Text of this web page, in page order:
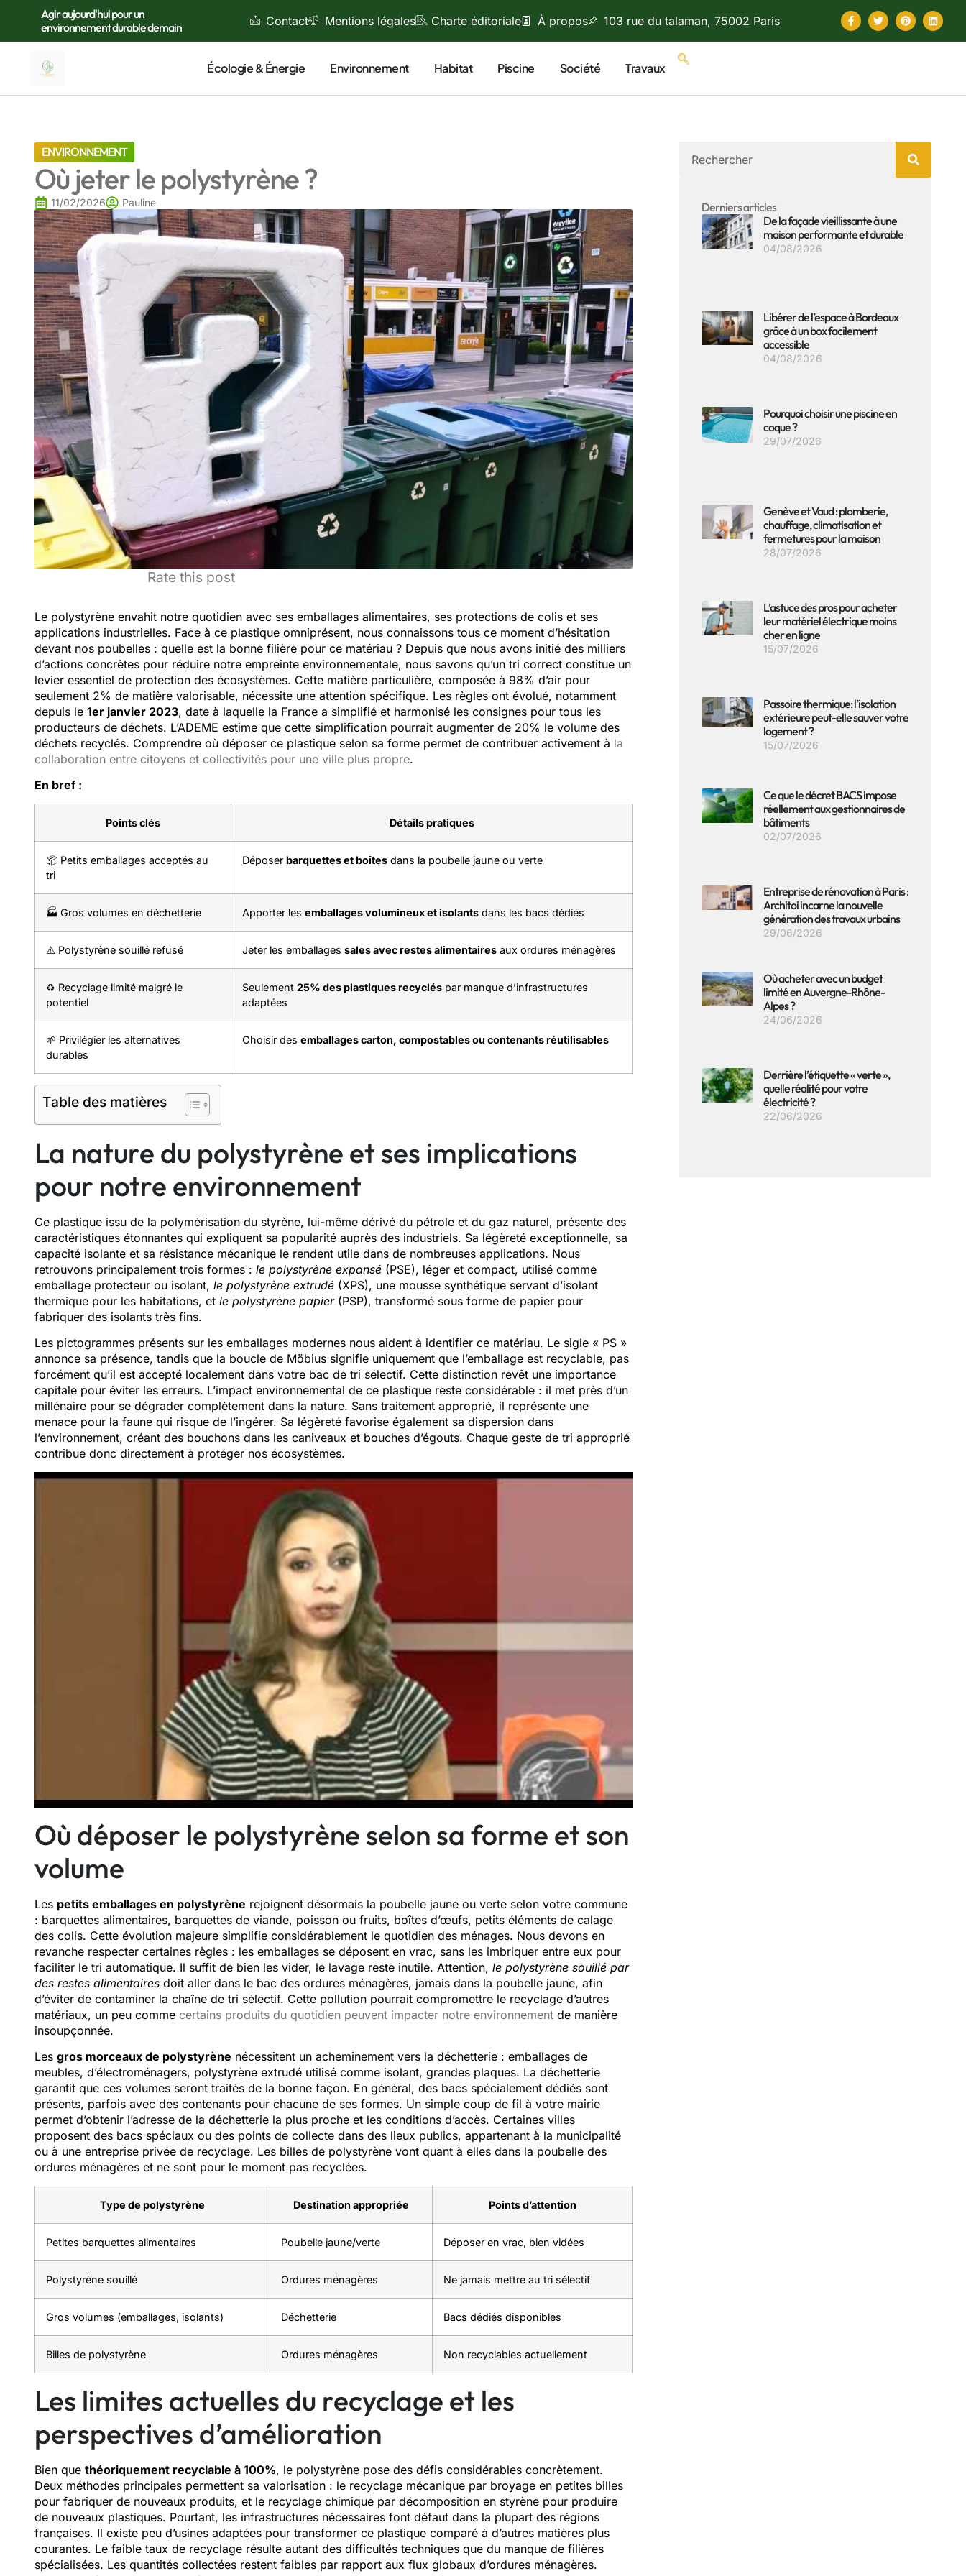
Agir aujourd'hui pour un
environnement durable demain
Contact Mentions légales Charte éditoriale À propos 103 rue du talaman, 75002 Paris
Écologie & Énergie Environnement Habitat Piscine Société Travaux
ENVIRONNEMENT
Où jeter le polystyrène ?
11/02/2026 Pauline
Rate this post
Le polystyrène envahit notre quotidien avec ses emballages alimentaires, ses protections de colis et ses
applications industrielles. Face à ce plastique omniprésent, nous connaissons tous ce moment d’hésitation
devant nos poubelles : quelle est la bonne filière pour ce matériau ? Depuis que nous avons initié des milliers
d’actions concrètes pour réduire notre empreinte environnementale, nous savons qu’un tri correct constitue un
levier essentiel de protection des écosystèmes. Cette matière particulière, composée à 98% d’air pour
seulement 2% de matière valorisable, nécessite une attention spécifique. Les règles ont évolué, notamment
depuis le 1er janvier 2023, date à laquelle la France a simplifié et harmonisé les consignes pour tous les
producteurs de déchets. L’ADEME estime que cette simplification pourrait augmenter de 20% le volume des
déchets recyclés. Comprendre où déposer ce plastique selon sa forme permet de contribuer activement à la
collaboration entre citoyens et collectivités pour une ville plus propre.
En bref :
Points clés Détails pratiques
📦 Petits emballages acceptés au
tri
Déposer barquettes et boîtes dans la poubelle jaune ou verte
🏭 Gros volumes en déchetterie Apporter les emballages volumineux et isolants dans les bacs dédiés
⚠️ Polystyrène souillé refusé Jeter les emballages sales avec restes alimentaires aux ordures ménagères
♻️ Recyclage limité malgré le
potentiel
Seulement 25% des plastiques recyclés par manque d’infrastructures
adaptées
🌱 Privilégier les alternatives
durables
Choisir des emballages carton, compostables ou contenants réutilisables
Table des matières
La nature du polystyrène et ses implications
pour notre environnement
Ce plastique issu de la polymérisation du styrène, lui-même dérivé du pétrole et du gaz naturel, présente des
caractéristiques étonnantes qui expliquent sa popularité auprès des industriels. Sa légèreté exceptionnelle, sa
capacité isolante et sa résistance mécanique le rendent utile dans de nombreuses applications. Nous
retrouvons principalement trois formes : le polystyrène expansé (PSE), léger et compact, utilisé comme
emballage protecteur ou isolant, le polystyrène extrudé (XPS), une mousse synthétique servant d’isolant
thermique pour les habitations, et le polystyrène papier(PSP), transformé sous forme de papier pour
fabriquer des isolants très fins.
Les pictogrammes présents sur les emballages modernes nous aident à identifier ce matériau. Le sigle « PS »
annonce sa présence, tandis que la boucle de Möbius signifie uniquement que l’emballage est recyclable, pas
forcément qu’il est accepté localement dans votre bac de tri sélectif. Cette distinction revêt une importance
capitale pour éviter les erreurs. L’impact environnemental de ce plastique reste considérable : il met près d’un
millénaire pour se dégrader complètement dans la nature. Sans traitement approprié, il représente une
menace pour la faune qui risque de l’ingérer. Sa légèreté favorise également sa dispersion dans
l’environnement, créant des bouchons dans les caniveaux et bouches d’égouts. Chaque geste de tri approprié
contribue donc directement à protéger nos écosystèmes.
Où déposer le polystyrène selon sa forme et son
volume
Les petits emballages en polystyrène rejoignent désormais la poubelle jaune ou verte selon votre commune
: barquettes alimentaires, barquettes de viande, poisson ou fruits, boîtes d’œufs, petits éléments de calage
des colis. Cette évolution majeure simplifie considérablement le quotidien des ménages. Nous devons en
revanche respecter certaines règles : les emballages se déposent en vrac, sans les imbriquer entre eux pour
faciliter le tri automatique. Il suffit de bien les vider, le lavage reste inutile. Attention, le polystyrène souillé par
des restes alimentaires doit aller dans le bac des ordures ménagères, jamais dans la poubelle jaune, afin
d’éviter de contaminer la chaîne de tri sélectif. Cette pollution pourrait compromettre le recyclage d’autres
matériaux, un peu comme certains produits du quotidien peuvent impacter notre environnement de manière
insoupçonnée.
Les gros morceaux de polystyrène nécessitent un acheminement vers la déchetterie : emballages de
meubles, d’électroménagers, polystyrène extrudé utilisé comme isolant, grandes plaques. La déchetterie
garantit que ces volumes seront traités de la bonne façon. En général, des bacs spécialement dédiés sont
présents, parfois avec des contenants pour chacune de ses formes. Un simple coup de fil à votre mairie
permet d’obtenir l’adresse de la déchetterie la plus proche et les conditions d’accès. Certaines villes
proposent des bacs spéciaux ou des points de collecte dans des lieux publics, appartenant à la municipalité
ou à une entreprise privée de recyclage. Les billes de polystyrène vont quant à elles dans la poubelle des
ordures ménagères et ne sont pour le moment pas recyclées.
Type de polystyrène Destination appropriée Points d’attention
Petites barquettes alimentaires Poubelle jaune/verte Déposer en vrac, bien vidées
Polystyrène souillé Ordures ménagères Ne jamais mettre au tri sélectif
Gros volumes (emballages, isolants) Déchetterie Bacs dédiés disponibles
Billes de polystyrène Ordures ménagères Non recyclables actuellement
Les limites actuelles du recyclage et les
perspectives d’amélioration
Bien que théoriquement recyclable à 100%, le polystyrène pose des défis considérables concrètement.
Deux méthodes principales permettent sa valorisation : le recyclage mécanique par broyage en petites billes
pour fabriquer de nouveaux produits, et le recyclage chimique par décomposition en styrène pour produire
de nouveaux plastiques. Pourtant, les infrastructures nécessaires font défaut dans la plupart des régions
françaises. Il existe peu d’usines adaptées pour transformer ce plastique comparé à d’autres matières plus
courantes. Le faible taux de recyclage résulte autant des difficultés techniques que du manque de filières
spécialisées. Les quantités collectées restent faibles par rapport aux flux globaux d’ordures ménagères.
Derniers articles
De la façade vieillissante à une
maison performante et durable
04/08/2026
Libérer de l’espace à Bordeaux
grâce à un box facilement
accessible
04/08/2026
Pourquoi choisir une piscine en
coque ?
29/07/2026
Genève et Vaud : plomberie,
chauffage, climatisation et
fermetures pour la maison
28/07/2026
L’astuce des pros pour acheter
leur matériel électrique moins
cher en ligne
15/07/2026
Passoire thermique: l’isolation
extérieure peut-elle sauver votre
logement ?
15/07/2026
Ce que le décret BACS impose
réellement aux gestionnaires de
bâtiments
02/07/2026
Entreprise de rénovation à Paris :
Architoi incarne la nouvelle
génération des travaux urbains
29/06/2026
Où acheter avec un budget
limité en Auvergne-Rhône-
Alpes ?
24/06/2026
Derrière l’étiquette « verte »,
quelle réalité pour votre
électricité ?
22/06/2026